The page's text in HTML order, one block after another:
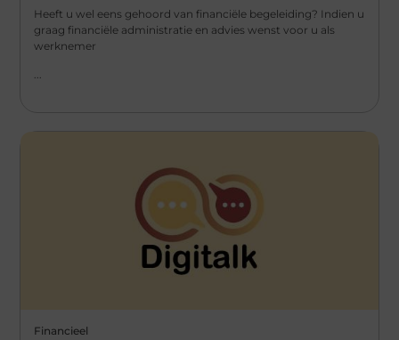
Heeft u wel eens gehoord van financiële begeleiding? Indien u
graag financiële administratie en advies wenst voor u als
werknemer
...
Financieel